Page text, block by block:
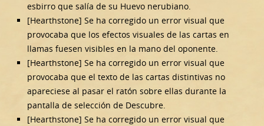
esbirro que salía de su Huevo nerubiano.
[Hearthstone] Se ha corregido un error visual que
provocaba que los efectos visuales de las cartas en
llamas fuesen visibles en la mano del oponente.
[Hearthstone] Se ha corregido un error visual que
provocaba que el texto de las cartas distintivas no
apareciese al pasar el ratón sobre ellas durante la
pantalla de selección de Descubre.
[Hearthstone] Se ha corregido un error visual que